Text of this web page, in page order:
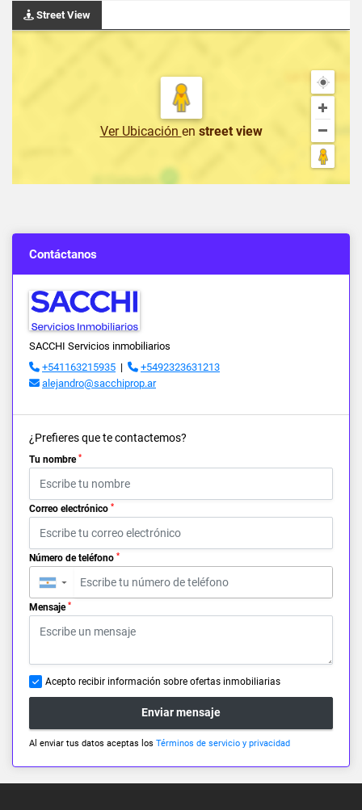
Street View
Ver Ubicación en street view
Contáctanos
SACCHI Servicios inmobiliarios
+541163215935 |
+5492323631213
alejandro@sacchiprop.ar
¿Prefieres que te contactemos?
Tu nombre *
Correo electrónico *
Número de teléfono *
▼
Mensaje *
Acepto recibir información sobre ofertas inmobiliarias
Enviar mensaje
Al enviar tus datos aceptas los Términos de servicio y privacidad